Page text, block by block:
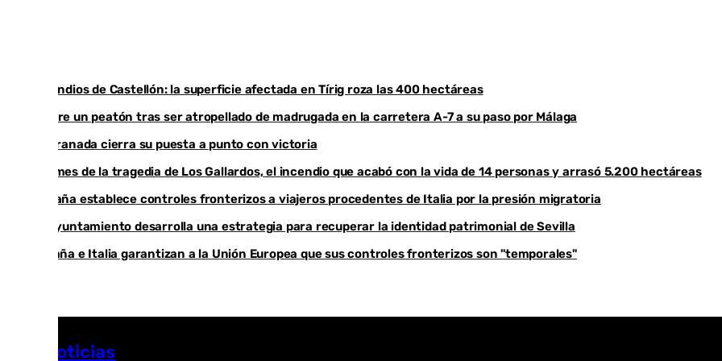
Incendios de Castellón: la superficie afectada en Tírig roza las 400 hectáreas
Muere un peatón tras ser atropellado de madrugada en la carretera A-7 a su paso por Málaga
El Granada cierra su puesta a punto con victoria
Un mes de la tragedia de Los Gallardos, el incendio que acabó con la vida de 14 personas y arrasó 5.200 hectáreas
España establece controles fronterizos a viajeros procedentes de Italia por la presión migratoria
El Ayuntamiento desarrolla una estrategia para recuperar la identidad patrimonial de Sevilla
España e Italia garantizan a la Unión Europea que sus controles fronterizos son "temporales"
Más noticias